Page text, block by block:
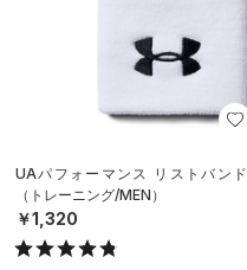
UAパフォーマンス リストバンド
（トレーニング/MEN）
￥1,320